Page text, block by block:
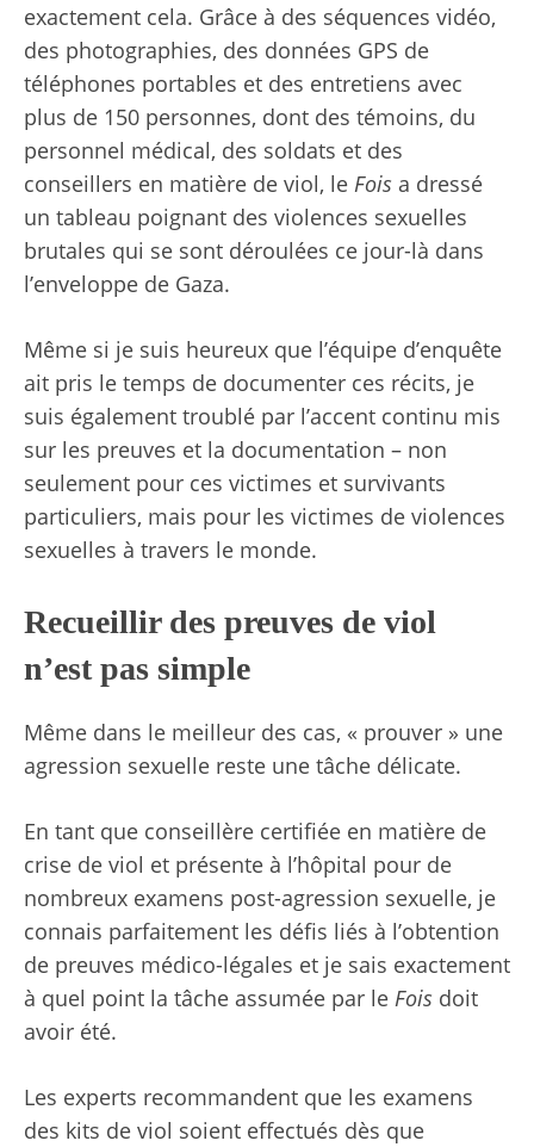
exactement cela. Grâce à des séquences vidéo,
des photographies, des données GPS de
téléphones portables et des entretiens avec
plus de 150 personnes, dont des témoins, du
personnel médical, des soldats et des
conseillers en matière de viol, le Fois a dressé
un tableau poignant des violences sexuelles
brutales qui se sont déroulées ce jour-là dans
l’enveloppe de Gaza.
Même si je suis heureux que l’équipe d’enquête
ait pris le temps de documenter ces récits, je
suis également troublé par l’accent continu mis
sur les preuves et la documentation – non
seulement pour ces victimes et survivants
particuliers, mais pour les victimes de violences
sexuelles à travers le monde.
Recueillir des preuves de viol
n’est pas simple
Même dans le meilleur des cas, « prouver » une
agression sexuelle reste une tâche délicate.
En tant que conseillère certifiée en matière de
crise de viol et présente à l’hôpital pour de
nombreux examens post-agression sexuelle, je
connais parfaitement les défis liés à l’obtention
de preuves médico-légales et je sais exactement
à quel point la tâche assumée par le Fois doit
avoir été.
Les experts recommandent que les examens
des kits de viol soient effectués dès que